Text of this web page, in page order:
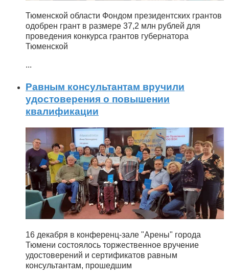
Тюменской области Фондом президентских грантов
одобрен грант в размере 37,2 млн рублей для
проведения конкурса грантов губернатора
Тюменской
...
Равным консультантам вручили
удостоверения о повышении
квалификации
16 декабря в конференц-зале "Арены" города
Тюмени состоялось торжественное вручение
удостоверений и сертификатов равным
консультантам, прошедшим